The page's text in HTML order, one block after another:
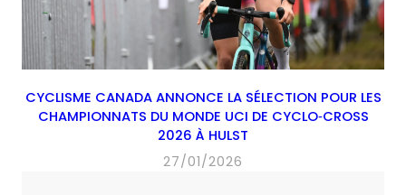
CYCLISME CANADA ANNONCE LA SÉLECTION POUR LES
CHAMPIONNATS DU MONDE UCI DE CYCLO‑CROSS
2026 À HULST
27/01/2026